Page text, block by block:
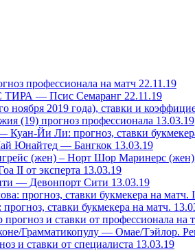
профессионала на матч 22.11.19
ТИРА — Псис Семаранг 22.11.19
ноября 2019 года), ставки и
(19) прогноз профессионала 13.03.19
Йи Ли: прогноз, ставки
Юнайтед — Бангкок 13.03.19
(жен) – Норт Шор Маринерс
II от эксперта 13.03.19
— Девонпорт Сити 13.03.19
прогноз, ставки букмекера на матч.
ставки букмекера на матч.
и ставки от профессионала на
Грамматикопулу — Омае/Тэйлор.
и ставки от специалиста 13.03.19